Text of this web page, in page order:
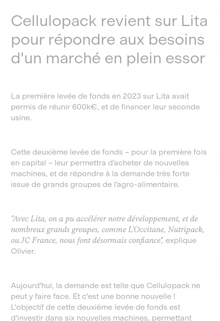
Cellulopack revient sur Lita
pour répondre aux besoins
d'un marché en plein essor
La première levée de fonds en 2023 sur Lita avait
permis de réunir 600k€, et de financer leur seconde
usine.
Cette deuxième levée de fonds – pour la première fois
en capital – leur permettra d’acheter de nouvelles
machines, et de répondre à la demande très forte
issue de grands groupes de l’agro-alimentaire.
"Avec Lita, on a pu accélérer notre développement, et de
nombreux grands groupes, comme L'Occitane, Nutripack,
ou JC France, nous font désormais confiance", explique
Olivier.
Aujourd'hui, la demande est telle que Cellulopack ne
peut y faire face. Et c'est une bonne nouvelle !
L'objectif de cette deuxième levée de fonds est
d'investir dans six nouvelles machines, permettant